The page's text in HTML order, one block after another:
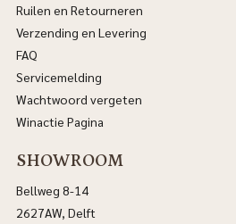
Ruilen en Retourneren
Verzending en Levering
FAQ
Servicemelding
Wachtwoord vergeten
Winactie Pagina
SHOWROOM
Bellweg 8-14
2627AW, Delft